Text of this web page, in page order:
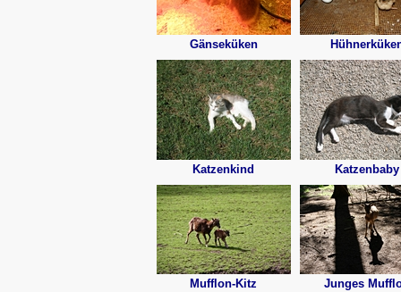
Gänseküken
Katzenkind Katzenbaby
Mufflon-Kitz Junges